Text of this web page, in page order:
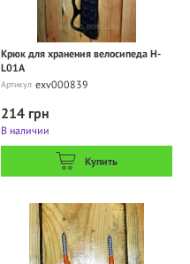
Крюк для хранения велосипеда H-
L01A
Артикул exv000839
214 грн
В наличии
Купить